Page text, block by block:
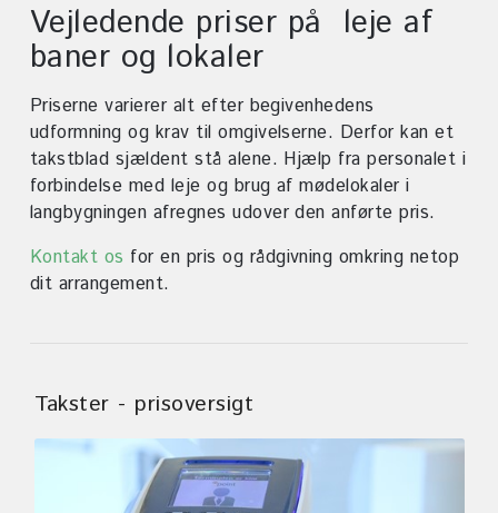
Vejledende priser på leje af
baner og lokaler
Priserne varierer alt efter begivenhedens
udformning og krav til omgivelserne. Derfor kan et
takstblad sjældent stå alene. Hjælp fra personalet i
forbindelse med leje og brug af mødelokaler i
langbygningen afregnes udover den anførte pris.
Kontakt os for en pris og rådgivning omkring netop
dit arrangement.
Takster - prisoversigt